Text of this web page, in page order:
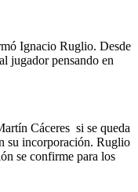
Ignacio Ruglio. Desde
jugador pensando en
Cáceres si se queda
su incorporación. Ruglio
se confirme para los